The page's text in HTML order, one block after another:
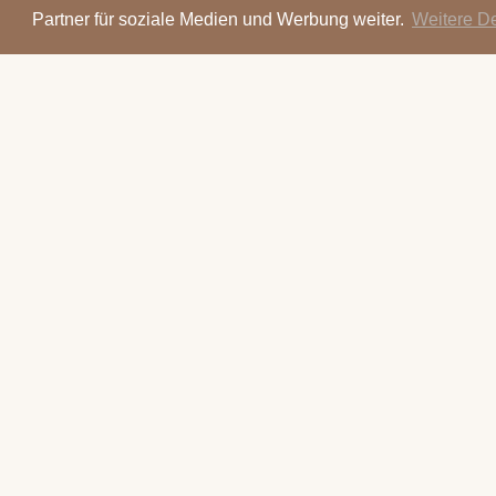
Partner für soziale Medien und Werbung weiter. Weitere